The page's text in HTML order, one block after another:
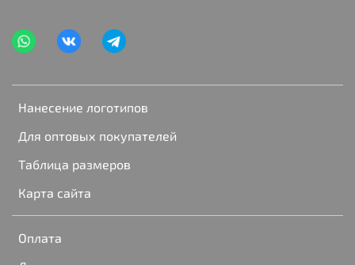
Нанесение логотипов
Для оптовых покупателей
Таблица размеров
Карта сайта
Оплата